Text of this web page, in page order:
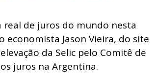
de juros do mundo nesta
Jason Vieira, do site
da Selic pelo Comitê de
juros na Argentina.